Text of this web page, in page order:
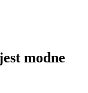
modne